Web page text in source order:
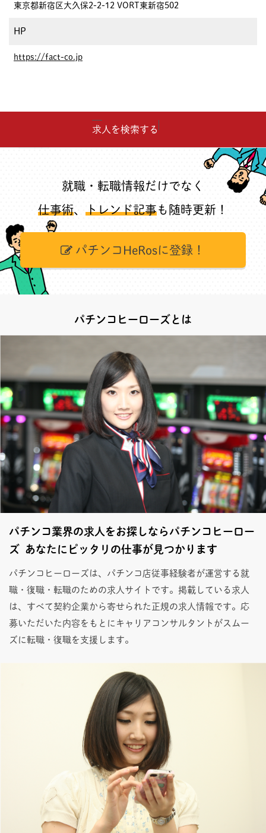
東京都新宿区大久保2-2-12 VORT東新宿502
HP
https://fact-co.jp
求人を検索する
就職・転職情報だけでなく
仕事術、 トレンド記事も随時更新！
パチンコHeRosに登録！
パチンコヒーローズとは
パチンコ業界の求人をお探しならパチンコヒーロー
ズ あなたにピッタリの仕事が見つかります
パチンコヒーローズは、パチンコ店従事経験者が運営する就
職・復職・転職のための求人サイトです。掲載している求人
は、すべて契約企業から寄せられた正規の求人情報です。応
募いただいた内容をもとにキャリアコンサルタントがスムー
ズに転職・復職を支援します。